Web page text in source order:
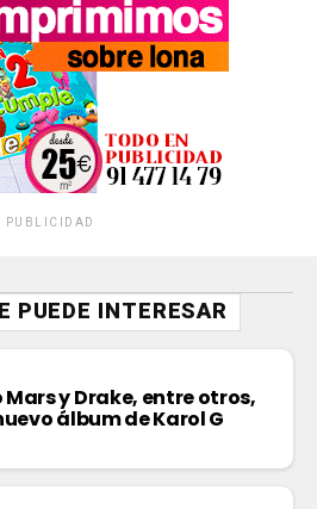
PUBLICIDAD
PUEDE INTERESAR
Mars y Drake, entre otros,
álbum de Karol G